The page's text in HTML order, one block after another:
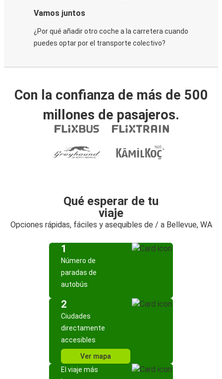
Vamos juntos
¿Por qué añadir otro coche a la carretera cuando
puedes optar por el transporte colectivo?
Con la confianza de más de 500
millones de pasajeros.
Qué esperar de tu
viaje
Opciones rápidas, fáciles y asequibles de / a Bellevue, WA
1
Número de
paradas de
autobús
2
Ciudades
directamente
accesibles
Ver mapa
El viaje más